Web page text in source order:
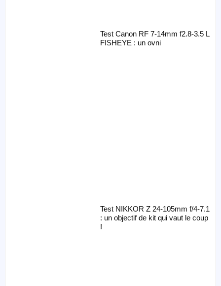
Test Canon RF 7-14mm f2.8-3.5 L
FISHEYE : un ovni
Test NIKKOR Z 24-105mm f/4-7.1
: un objectif de kit qui vaut le coup
!